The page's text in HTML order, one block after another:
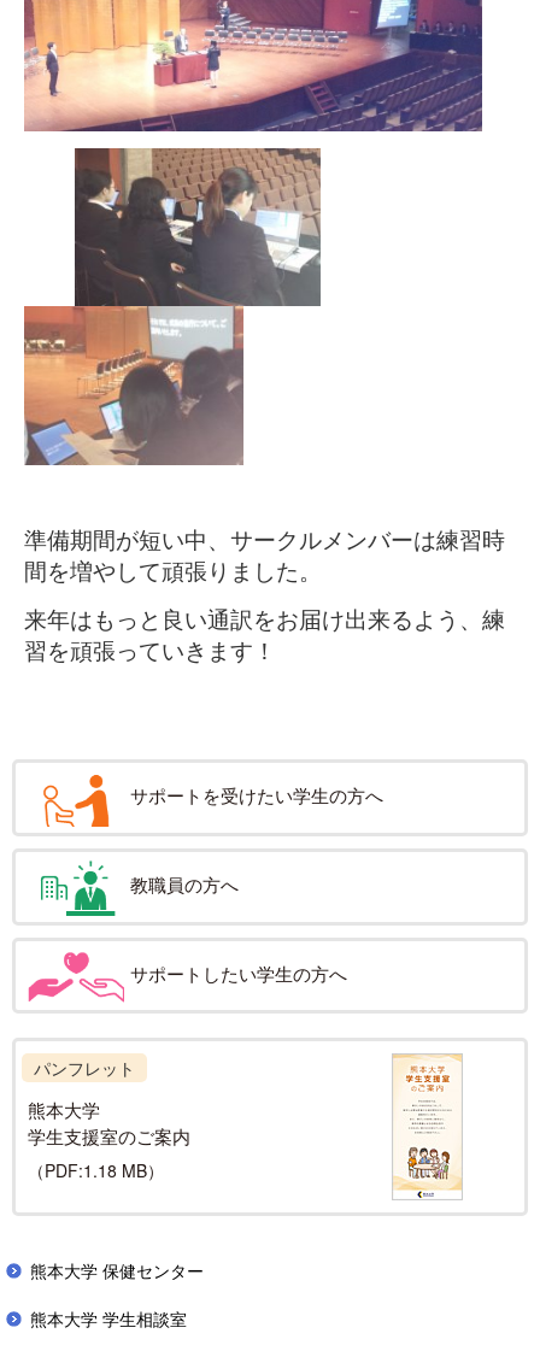
準備期間が短い中、サークルメンバーは練習時
間を増やして頑張りました。
来年はもっと良い通訳をお届け出来るよう、練
習を頑張っていきます！
サポートを受けたい学生の方へ
教職員の方へ
サポートしたい学生の方へ
パンフレット
熊本大学
学生支援室のご案内
（PDF:1.18 MB）
熊本大学 保健センター
熊本大学 学生相談室